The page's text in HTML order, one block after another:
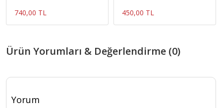
740,00 TL 450,00 TL
Ürün Yorumları & Değerlendirme (0)
Yorum